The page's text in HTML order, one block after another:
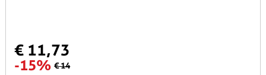
€ 11,73
-15% € 14